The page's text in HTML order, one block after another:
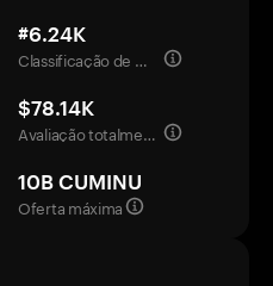
#6.24K
Classificação de mercado
$78.14K
Avaliação totalmente diluída
10B CUMINU
Oferta máxima